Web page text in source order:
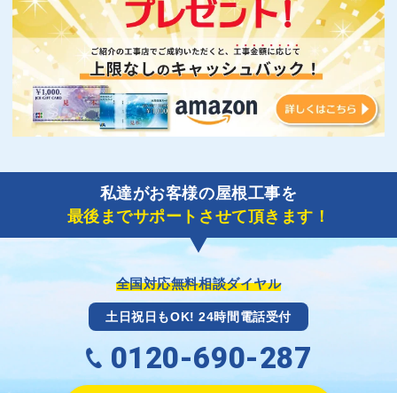
私達がお客様の屋根工事を
最後までサポートさせて頂きます！
全国対応無料相談ダイヤル
土日祝日もOK! 24時間電話受付
0120-690-287